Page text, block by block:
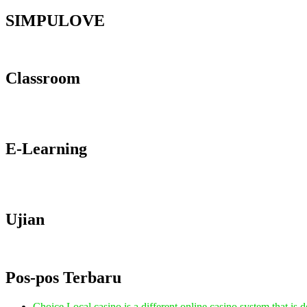
SIMPULOVE
Classroom
E-Learning
Ujian
Pos-pos Terbaru